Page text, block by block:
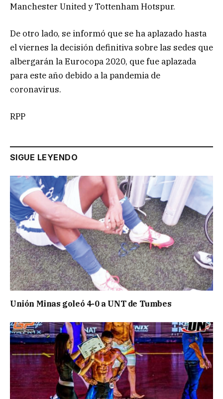
Manchester United y Tottenham Hotspur.
De otro lado, se informó que se ha aplazado hasta
el viernes la decisión definitiva sobre las sedes que
albergarán la Eurocopa 2020, que fue aplazada
para este año debido a la pandemia de
coronavirus.
RPP
SIGUE LEYENDO
Unión Minas goleó 4-0 a UNT de Tumbes